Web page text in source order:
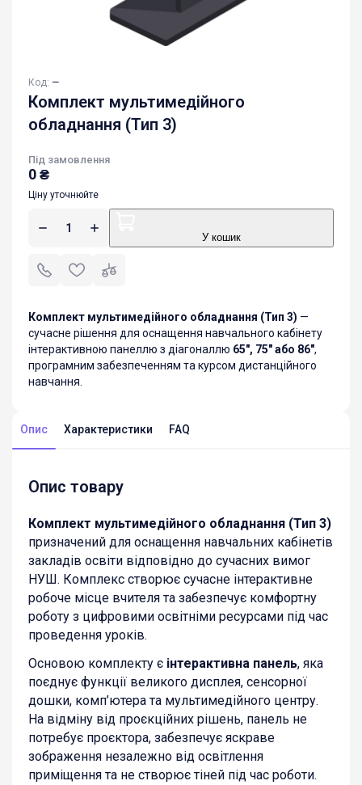
Код: —
Комплект мультимедійного
обладнання (Тип 3)
Під замовлення
0₴
Ціну уточнюйте
У кошик
Комплект мультимедійного обладнання (Тип 3) —
сучасне рішення для оснащення навчального кабінету
інтерактивною панеллю з діагоналлю 65″, 75″ або 86″,
програмним забезпеченням та курсом дистанційного
навчання.
Опис Характеристики FAQ
Опис товару
Комплект мультимедійного обладнання (Тип 3)
призначений для оснащення навчальних кабінетів
закладів освіти відповідно до сучасних вимог
НУШ. Комплекс створює сучасне інтерактивне
робоче місце вчителя та забезпечує комфортну
роботу з цифровими освітніми ресурсами під час
проведення уроків.
Основою комплекту є інтерактивна панель, яка
поєднує функції великого дисплея, сенсорної
дошки, комп’ютера та мультимедійного центру.
На відміну від проєкційних рішень, панель не
потребує проєктора, забезпечує яскраве
зображення незалежно від освітлення
приміщення та не створює тіней під час роботи.